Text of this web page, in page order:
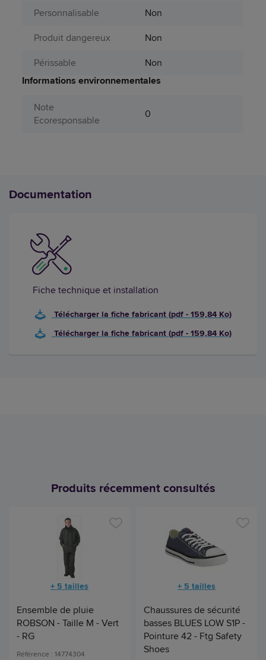
Personnalisable
Non
Produit dangereux
Non
Périssable
Non
Informations environnementales
Note
Ecoresponsable
0
Documentation
Fiche technique et installation
Télécharger la fiche fabricant (pdf - 159,84 Ko)
Télécharger la fiche fabricant (pdf - 159,84 Ko)
Produits récemment consultés
+ 5 tailles
Ensemble de pluie
ROBSON - Taille M - Vert
- RG
Référence : 14774304
+ 5 tailles
Chaussures de sécurité
basses BLUES LOW S1P -
Pointure 42 - Ftg Safety
Shoes